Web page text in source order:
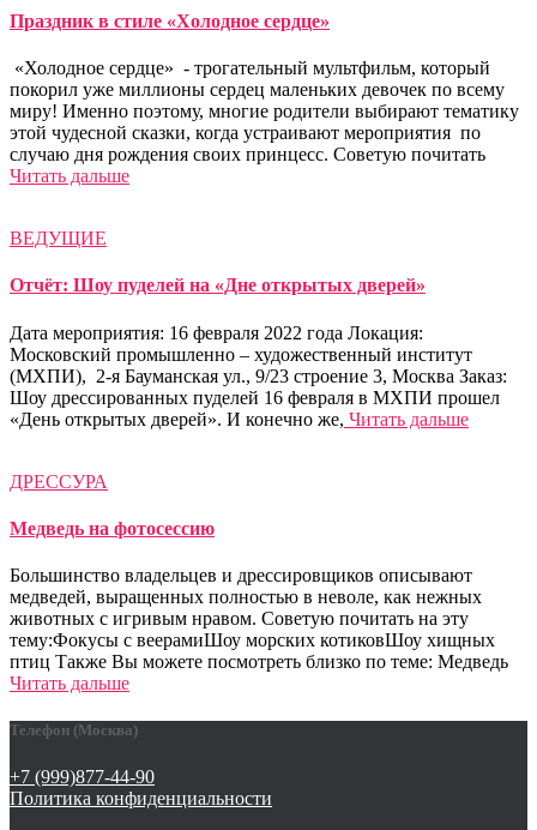
Праздник в стиле «Холодное сердце»
«Холодное сердце» - трогательный мультфильм, который
покорил уже миллионы сердец маленьких девочек по всему
миру! Именно поэтому, многие родители выбирают тематику
этой чудесной сказки, когда устраивают мероприятия по
случаю дня рождения своих принцесс. Советую почитать
Читать дальше
ВЕДУЩИЕ
Отчёт: Шоу пуделей на «Дне открытых дверей»
Дата мероприятия: 16 февраля 2022 года Локация:
Московский промышленно – художественный институт
(МХПИ), 2-я Бауманская ул., 9/23 строение 3, Москва Заказ:
Шоу дрессированных пуделей 16 февраля в МХПИ прошел
«День открытых дверей». И конечно же, Читать дальше
ДРЕССУРА
Медведь на фотосессию
Большинство владельцев и дрессировщиков описывают
медведей, выращенных полностью в неволе, как нежных
животных с игривым нравом. Советую почитать на эту
тему:Фокусы с веерамиШоу морских котиковШоу хищных
птиц Также Вы можете посмотреть близко по теме: Медведь
Читать дальше
Телефон (Москва)
+7 (999)877-44-90
Политика конфиденциальности